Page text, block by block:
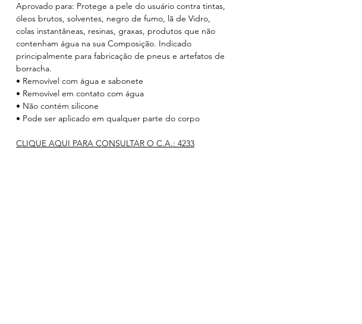
Aprovado para: Protege a pele do usuário contra tintas,
óleos brutos, solventes, negro de fumo, lã de Vidro,
colas instantâneas, resinas, graxas, produtos que não
contenham água na sua Composição. Indicado
principalmente para fabricação de pneus e artefatos de
borracha.
• Removível com água e sabonete
• Removível em contato com água
• Não contém silicone
• Pode ser aplicado em qualquer parte do corpo
CLIQUE AQUI PARA CONSULTAR O C.A.: 4233